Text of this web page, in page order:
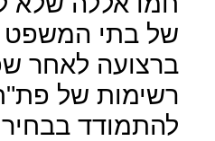
של בתי
ברצועה לאחר
רשימות של
להתמודד